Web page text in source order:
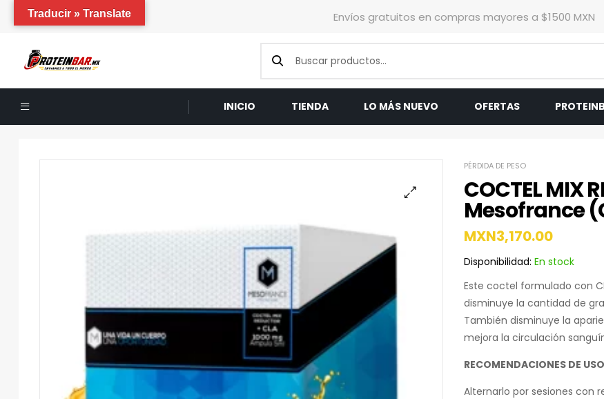
Envíos gratuitos en compras mayores a $1500 MXN
INICIO TIENDA LO MÁS NUEVO OFERTAS
PÉRDIDA DE PESO
COCTEL MIX
Mesofrance
MXN3,170.00
Disponibilidad: En stock
Este coctel formulado con
disminuye la cantidad de
También disminuye la
mejora la circulación
RECOMENDACIONES DE USO
Alternarlo por sesiones con
Traducir » Translate